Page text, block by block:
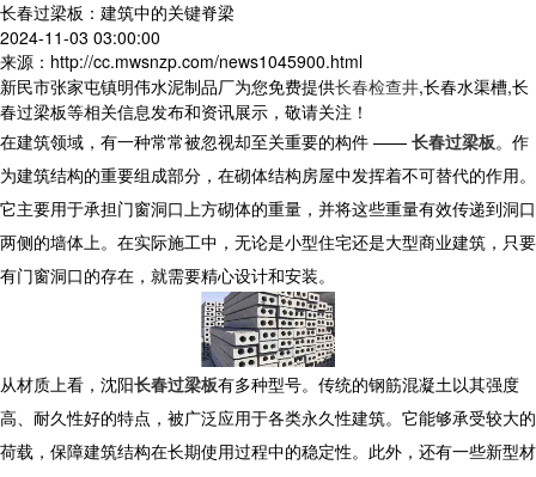
长春过梁板：建筑中的关键脊梁
2024-11-03 03:00:00
来源：http://cc.mwsnzp.com/news1045900.html
新民市张家屯镇明伟水泥制品厂为您免费提供长春检查井,长春水渠槽,长
春过梁板等相关信息发布和资讯展示，敬请关注！
在建筑领域，有一种常常被忽视却至关重要的构件 —— 长春过梁板。作
为建筑结构的重要组成部分，在砌体结构房屋中发挥着不可替代的作用。
它主要用于承担门窗洞口上方砌体的重量，并将这些重量有效传递到洞口
两侧的墙体上。在实际施工中，无论是小型住宅还是大型商业建筑，只要
有门窗洞口的存在，就需要精心设计和安装。
从材质上看，沈阳长春过梁板有多种型号。传统的钢筋混凝土以其强度
高、耐久性好的特点，被广泛应用于各类永久性建筑。它能够承受较大的
荷载，保障建筑结构在长期使用过程中的稳定性。此外，还有一些新型材